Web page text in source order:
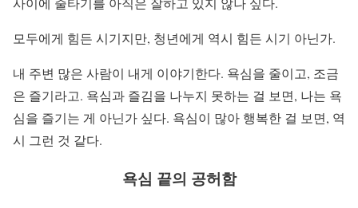
모두에게 힘든 시기지만, 청년에게 역시 힘든 시기 아닌가.
내 주변 많은 사람이 내게 이야기한다. 욕심을 줄이고, 조금
은 즐기라고. 욕심과 즐김을 나누지 못하는 걸 보면, 나는 욕
심을 즐기는 게 아닌가 싶다. 욕심이 많아 행복한 걸 보면, 역
시 그런 것 같다.
욕심 끝의 공허함